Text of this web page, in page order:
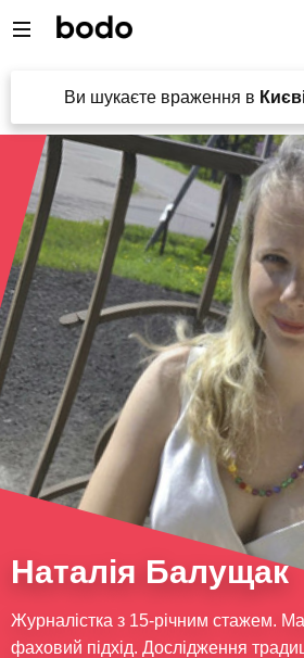
Ви шукаєте враження в
Наталія Балущак
Журналістка з 15-річним стажем.
фаховий підхід. Дослідження